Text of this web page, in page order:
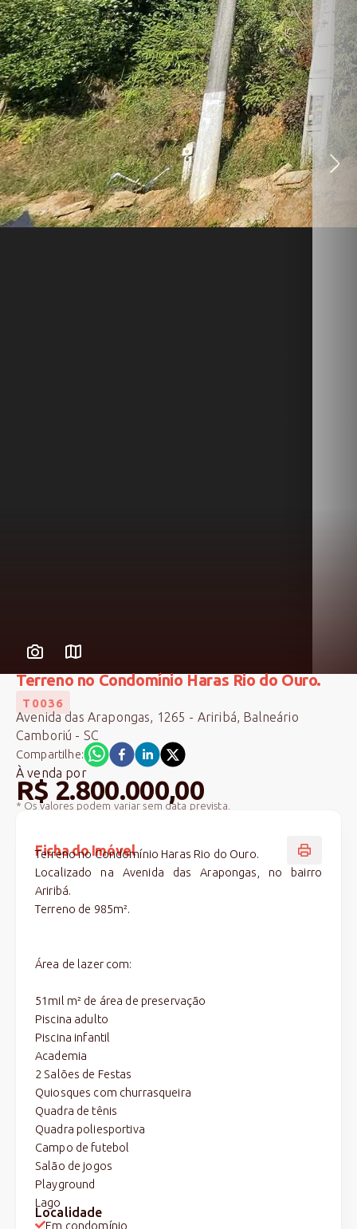
Terreno no Condomínio Haras Rio do Ouro.
T0036
Avenida das Arapongas, 1265 - Ariribá, Balneário
Camboriú - SC
Compartilhe:
À venda por
R$ 2.800.000,00
* Os valores podem variar sem data prevista.
Ficha do Imóvel
Terreno no Condomínio Haras Rio do Ouro.
Localizado na Avenida das Arapongas, no bairro
Ariribá.
Terreno de 985m².
Área de lazer com:
51mil m² de área de preservação
Piscina adulto
Piscina infantil
Academia
2 Salões de Festas
Quiosques com churrasqueira
Quadra de tênis
Quadra poliesportiva
Campo de futebol
Salão de jogos
Playground
Lago
Localidade
Em condomínio